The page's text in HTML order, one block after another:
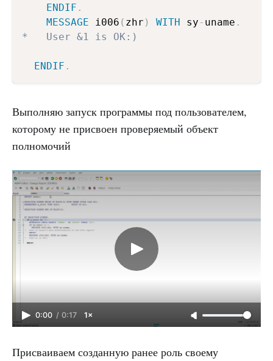
ENDIF .
MESSAGE i006 ( zhr ) WITH sy - uname .
*   User &1 is OK:)
ENDIF .
Выполняю запуск программы под пользователем,
которому не присвоен проверяемый объект
полномочий
0:00 / 0:17 1×
Присваиваем созданную ранее роль своему